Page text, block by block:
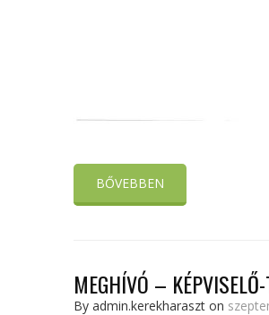
BŐVEBBEN
MEGHÍVÓ –
By admin.kerekharaszt on